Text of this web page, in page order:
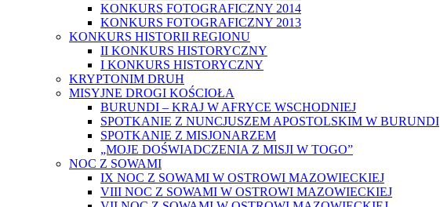
KONKURS FOTOGRAFICZNY 2014
KONKURS FOTOGRAFICZNY 2013
KONKURS HISTORII REGIONU
II KONKURS HISTORYCZNY
I KONKURS HISTORYCZNY
KRYPTONIM DRUH
MISYJNE DROGI KOŚCIOŁA
BURUNDI – KRAJ W AFRYCE WSCHODNIEJ
SPOTKANIE Z NUNCJUSZEM APOSTOLSKIM W BURUNDI
SPOTKANIE Z MISJONARZEM
„MOJE DOŚWIADCZENIA Z MISJI W TOGO”
NOC Z SOWAMI
IX NOC Z SOWAMI W OSTROWI MAZOWIECKIEJ
VIII NOC Z SOWAMI W OSTROWI MAZOWIECKIEJ